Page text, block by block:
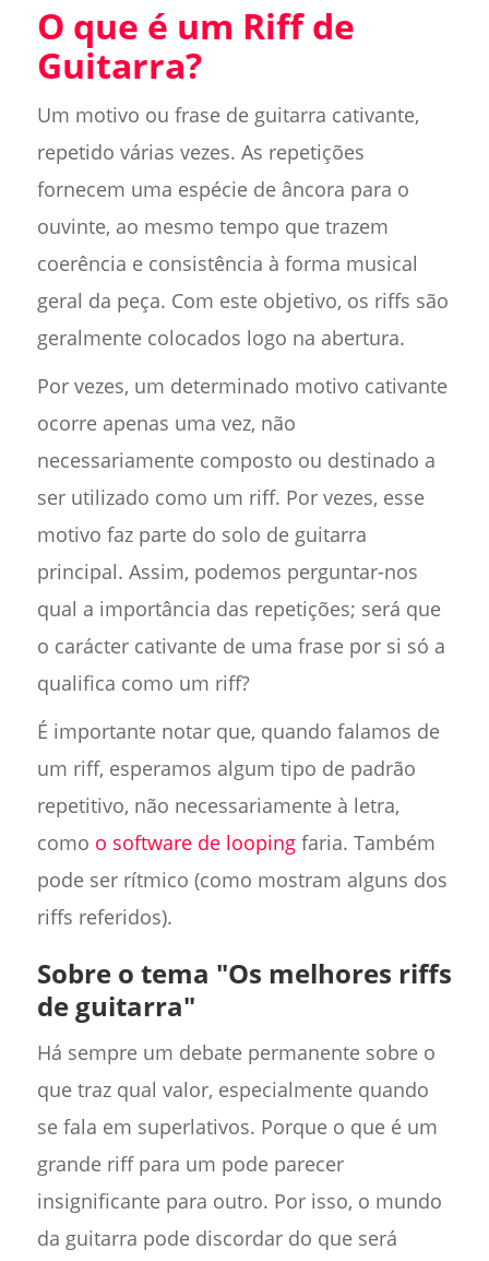
O que é um Riff de
Guitarra?
Um motivo ou frase de guitarra cativante,
repetido várias vezes. As repetições
fornecem uma espécie de âncora para o
ouvinte, ao mesmo tempo que trazem
coerência e consistência à forma musical
geral da peça. Com este objetivo, os riffs são
geralmente colocados logo na abertura.
Por vezes, um determinado motivo cativante
ocorre apenas uma vez, não
necessariamente composto ou destinado a
ser utilizado como um riff. Por vezes, esse
motivo faz parte do solo de guitarra
principal. Assim, podemos perguntar-nos
qual a importância das repetições; será que
o carácter cativante de uma frase por si só a
qualifica como um riff?
É importante notar que, quando falamos de
um riff, esperamos algum tipo de padrão
repetitivo, não necessariamente à letra,
como o software de loopingfaria. Também
pode ser rítmico (como mostram alguns dos
riffs referidos).
Sobre o tema "Os melhores riffs
de guitarra"
Há sempre um debate permanente sobre o
que traz qual valor, especialmente quando
se fala em superlativos. Porque o que é um
grande riff para um pode parecer
insignificante para outro. Por isso, o mundo
da guitarra pode discordar do que será